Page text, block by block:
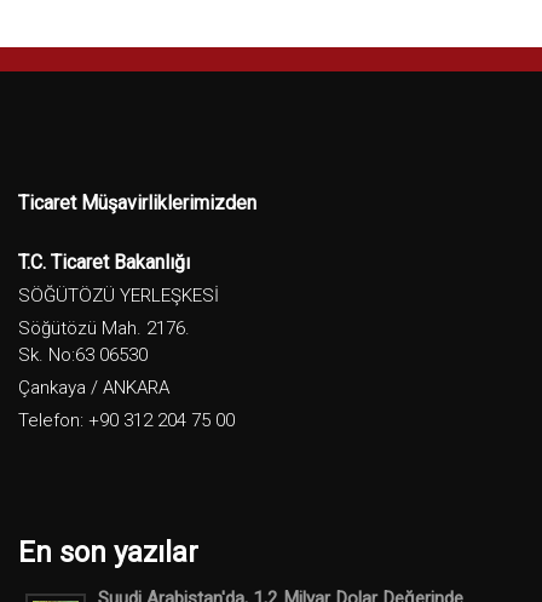
Ticaret Müşavirliklerimizden
T.C. Ticaret Bakanlığı
SÖĞÜTÖZÜ YERLEŞKESİ
Söğütözü Mah. 2176.
Sk. No:63 06530
Çankaya / ANKARA
Telefon: +90 312 204 75 00
En son yazılar